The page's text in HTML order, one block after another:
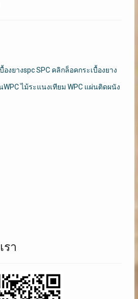
องยางspc SPC คลิกล็อคกระเบื้องยาง
ไม้ระแนงเทียม WPC แผ่นติดผนัง
า